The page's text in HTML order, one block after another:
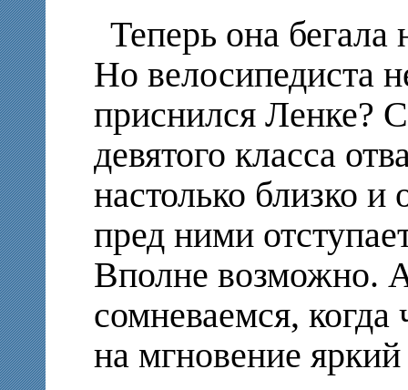
Теперь она бегала
Но велосипедиста
приснился Ленке?
девятого класса
настолько близко
пред ними
Вполне возможно.
сомневаемся,
на мгновение